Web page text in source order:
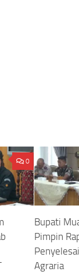
0
Bupati
Pimpin
Agraria